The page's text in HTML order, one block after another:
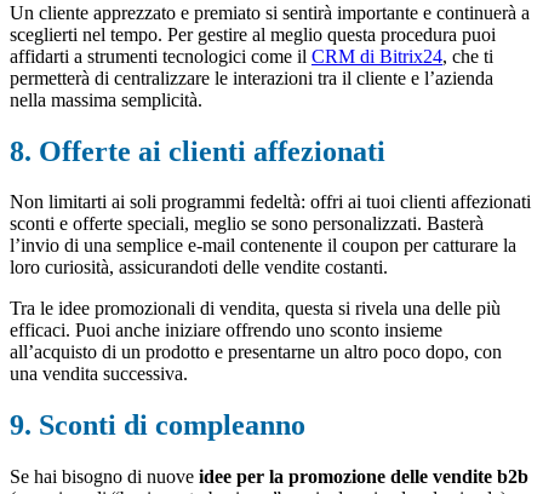
Un cliente apprezzato e premiato si sentirà importante e continuerà a
sceglierti nel tempo. Per gestire al meglio questa procedura puoi
affidarti a strumenti tecnologici come il CRM di Bitrix24, che ti
permetterà di centralizzare le interazioni tra il cliente e l’azienda
nella massima semplicità.
8. Offerte ai clienti affezionati
Non limitarti ai soli programmi fedeltà: offri ai tuoi clienti affezionati
sconti e offerte speciali, meglio se sono personalizzati. Basterà
l’invio di una semplice e-mail contenente il coupon per catturare la
loro curiosità, assicurandoti delle vendite costanti.
Tra le idee promozionali di vendita, questa si rivela una delle più
efficaci. Puoi anche iniziare offrendo uno sconto insieme
all’acquisto di un prodotto e presentarne un altro poco dopo, con
una vendita successiva.
9. Sconti di compleanno
Se hai bisogno di nuove idee per la promozione delle vendite b2b